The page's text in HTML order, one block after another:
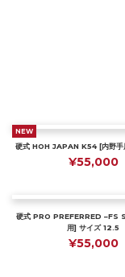
NEW
硬式 HOH JAPAN K54 [内野手
¥55,000
硬式 PRO PREFERRED –FS
用] サイズ 12.5
¥55,000